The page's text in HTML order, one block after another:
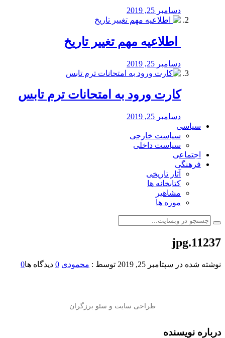
دسامبر 25, 2019
️ اطلاعیه مهم تغییر تاریخ
دسامبر 25, 2019
کارت ورود به امتحانات ترم تابس
دسامبر 25, 2019
سیاسی
سیاست خارجی
سیاست داخلی
اجتماعی
فرهنگی
آثار تاریخی
کتابخانه ها
مشاهیر
موزه ها
11237.jpg
نوشته شده در سپتامبر 25, 2019 توسط : محمودی 0 دیدگاه ها0
درباره نویسنده